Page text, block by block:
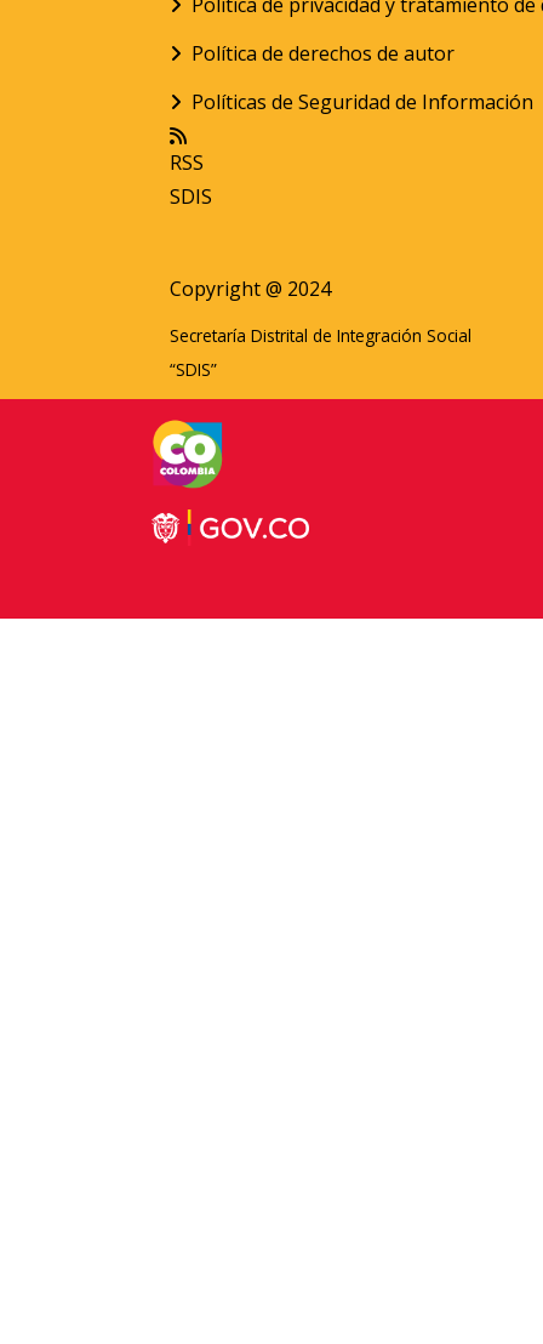
Política de derechos de autor
Políticas de Seguridad de Información
RSS
SDIS
Copyright @ 2024
Secretaría Distrital de Integración Social
“SDIS”